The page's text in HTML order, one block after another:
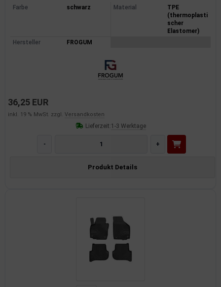
Farbe schwarz Material
TPE
(thermoplasti
scher
Elastomer)
Hersteller
FROGUM
36,25 EUR
inkl. 19 % MwSt. zzgl. Versandkosten
Lieferzeit:1-3 Werktage
- +
Produkt Details